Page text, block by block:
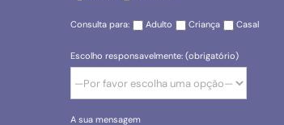
Consulta para: Adulto Criança Casal
Escolho responsavelmente: (obrigatório)
A sua mensagem